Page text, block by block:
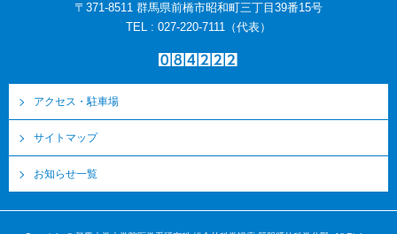
〒371-8511 群馬県前橋市昭和町三丁目39番15号
TEL : 027-220-7111（代表）
アクセス・駐車場
サイトマップ
お知らせ一覧